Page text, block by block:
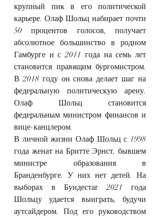
крупный пик в его политической
карьере. Олаф Шольц набирает почти
50 процентов голосов, получает
абсолютное большинство в родном
Гамбурге и с 2011 года на семь лет
становится правящим бургомистром.
В 2018 году он снова делает шаг на
федеральную политическую арену.
Олаф Шольц становится
федеральным министром финансов и
вице-канцлером.
В личной жизни Олаф Шольц с 1998
года женат на Бритте Эрнст, бывшем
министре образования в
Бранденбурге. У них нет детей. На
выборах в Бундестаг 2021 года
Шольцу удается выиграть, будучи
аутсайдером. Под его руководством